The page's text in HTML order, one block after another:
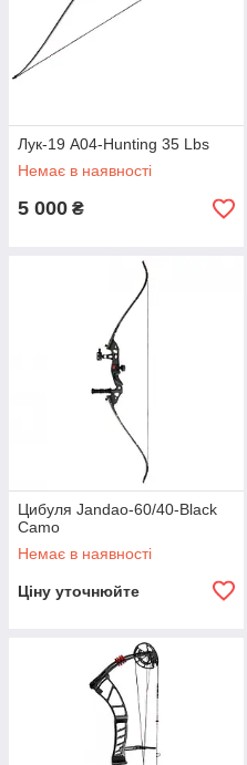
Лук-19 A04-Hunting 35 Lbs
Немає в наявності
5 000 ₴
Цибуля Jandao-60/40-Black
Camo
Немає в наявності
Ціну уточнюйте